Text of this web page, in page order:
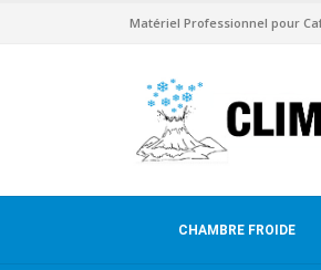
Matériel Professionnel pour
CHAMBRE FROIDE